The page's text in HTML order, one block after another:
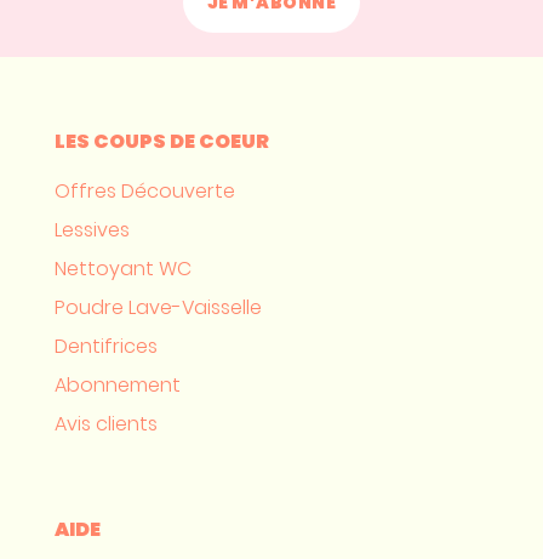
LES COUPS DE COEUR
Offres Découverte
Lessives
Nettoyant WC
Poudre Lave-Vaisselle
Dentifrices
Abonnement
Avis clients
AIDE